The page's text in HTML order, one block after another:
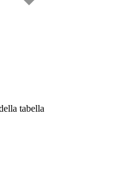
tabella